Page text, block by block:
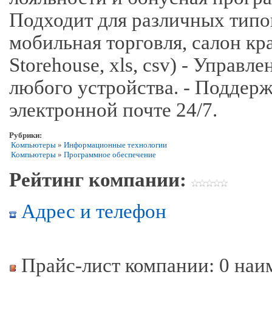
Подходит для различных
мобильная торговля, салон
Storehouse, xls, csv) -
любого устройства. -
электронной почте 24/7.
Рубрики:
Компьютеры » Информационные технологии
Компьютеры » Программное обеспечение
Рейтинг компании:
Адрес и телефон
Прайс-лист компании: 0